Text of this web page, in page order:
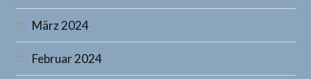
März 2024
Februar 2024